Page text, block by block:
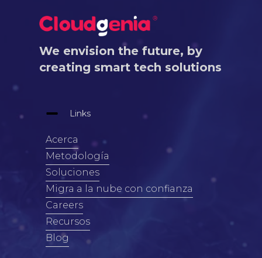
We envision the future, by
creating smart tech solutions
Links
Acerca
Metodología
Soluciones
Migra a la nube con confianza
Careers
Recursos
Blog